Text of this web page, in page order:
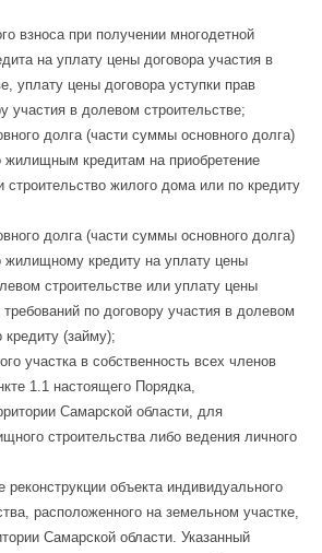
взноса при получении многодетной
на уплату цены договора участия в
уплату цены договора уступки прав
участия в долевом строительстве;
долга (части суммы основного долга)
жилищным кредитам на приобретение
жилого дома или по кредиту
долга (части суммы основного долга)
жилищному кредиту на уплату цены
строительстве или уплату цены
требований по договору участия в долевом
кредиту (займу);
участка в собственность всех членов
1.1 настоящего Порядка,
Самарской области, для
строительства либо ведения личного
реконструкции объекта индивидуального
расположенного на земельном участке,
Самарской области. Указанный